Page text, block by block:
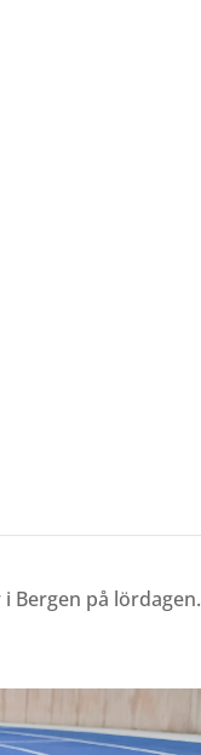
Bergen på lördagen.